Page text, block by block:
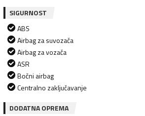
SIGURNOST
ABS
Airbag za suvozača
Airbag za vozača
ASR
Bočni airbag
Centralno zaključavanje
DODATNA OPREMA